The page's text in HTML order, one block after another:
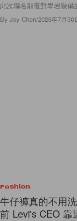
此次聯名顛覆對攀岩裝備
By Joy Chen/2026年7月30
Fashion
牛仔褲真的不用
前 Levi's CEO 靠